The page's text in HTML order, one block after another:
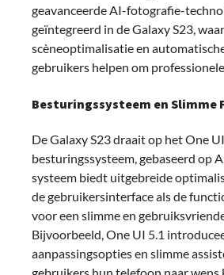
geavanceerde AI-fotografie-
geïntegreerd in de Galaxy S23,
scèneoptimalisatie en
gebruikers helpen om
Besturingssysteem en Slimme
De Galaxy S23 draait op het One
besturingssysteem, gebaseerd op
systeem biedt uitgebreide
de gebruikersinterface als de
voor een slimme en
Bijvoorbeeld, One UI 5.1
aanpassingsopties en slimme